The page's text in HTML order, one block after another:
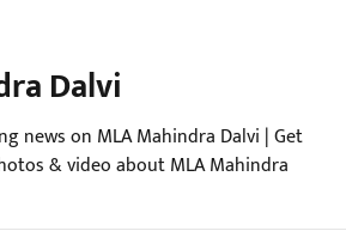
Dalvi
news on MLA Mahindra Dalvi | Get
& video about MLA Mahindra